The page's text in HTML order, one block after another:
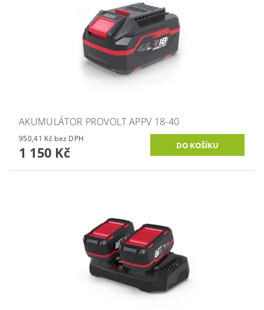
AKUMULÁTOR PROVOLT APPV 18-40
950,41 Kč bez DPH
1 150 Kč